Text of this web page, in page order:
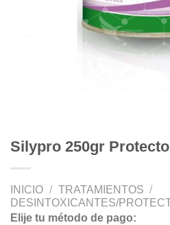
Silypro 250gr
INICIO / TRATAMIENTOS /
DESINTOXICANTES/
Elije tu método de pago: